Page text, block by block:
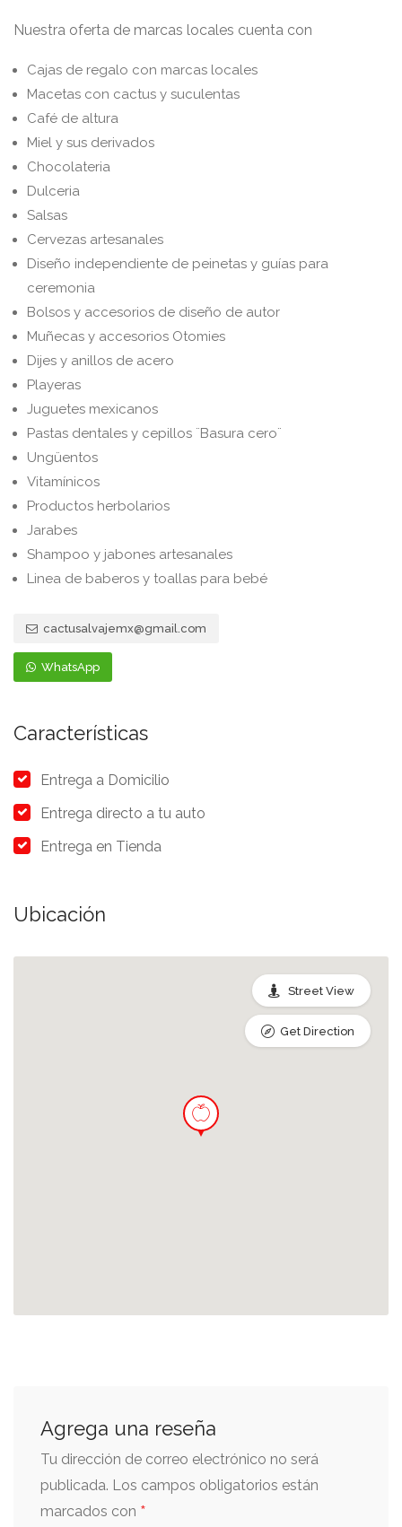
Nuestra oferta de marcas locales cuenta con
Cajas de regalo con marcas locales
Macetas con cactus y suculentas
Café de altura
Miel y sus derivados
Chocolateria
Dulceria
Salsas
Cervezas artesanales
Diseño independiente de peinetas y guías para
ceremonia
Bolsos y accesorios de diseño de autor
Muñecas y accesorios Otomies
Dijes y anillos de acero
Playeras
Juguetes mexicanos
Pastas dentales y cepillos ¨Basura cero¨
Ungüentos
Vitamínicos
Productos herbolarios
Jarabes
Shampoo y jabones artesanales
Linea de baberos y toallas para bebé
cactusalvajemx@gmail.com
WhatsApp
Características
Entrega a Domicilio
Entrega directo a tu auto
Entrega en Tienda
Ubicación
Street View
Get Direction
Agrega una reseña
Tu dirección de correo electrónico no será
publicada. Los campos obligatorios están
marcados con *